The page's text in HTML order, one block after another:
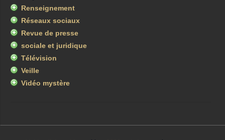
Renseignement
Réseaux sociaux
Revue de presse
sociale et juridique
Télévision
Veille
Vidéo mystère